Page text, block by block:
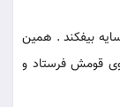
بيفكند . همين
قومش فرستاد و